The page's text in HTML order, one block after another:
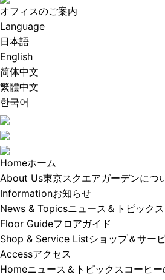
オフィスのご案内
Language
日本語
English
简体中文
繁體中文
한국어
Homeホーム
About Us東京スクエアガーデンにつ
Informationお知らせ
News & Topicsニュース＆トピックス
Floor Guideフロアガイド
Shop & Service Listショップ＆サー
Access​アクセス
Homeニュース＆トピックス コーヒ